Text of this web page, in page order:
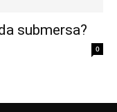
submersa?
0